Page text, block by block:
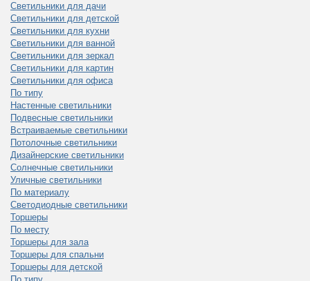
Светильники для дачи
Светильники для детской
Светильники для кухни
Светильники для ванной
Светильники для зеркал
Светильники для картин
Светильники для офиса
По типу
Настенные светильники
Подвесные светильники
Встраиваемые светильники
Потолочные светильники
Дизайнерские светильники
Солнечные светильники
Уличные светильники
По материалу
Светодиодные светильники
Торшеры
По месту
Торшеры для зала
Торшеры для спальни
Торшеры для детской